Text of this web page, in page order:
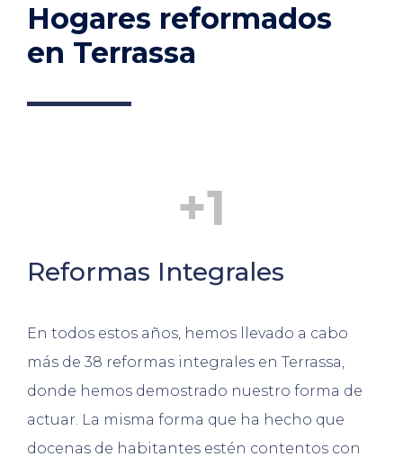
Hogares reformados
en Terrassa
+1
Reformas Integrales
En todos estos años, hemos llevado a cabo
más de 38 reformas integrales en Terrassa,
donde hemos demostrado nuestro forma de
actuar. La misma forma que ha hecho que
docenas de habitantes estén contentos con